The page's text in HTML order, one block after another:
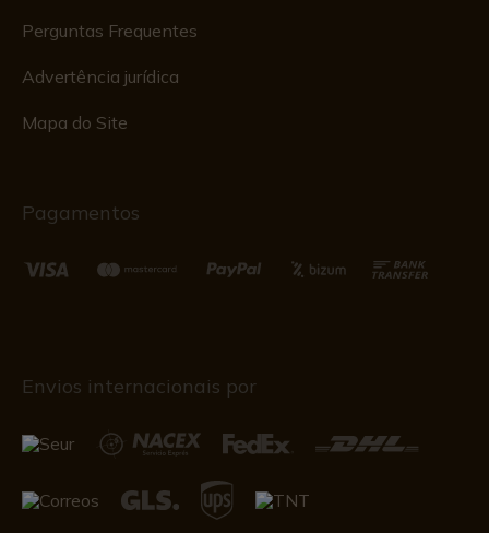
Perguntas Frequentes
Advertência jurídica
Mapa do Site
Pagamentos
Envios internacionais por